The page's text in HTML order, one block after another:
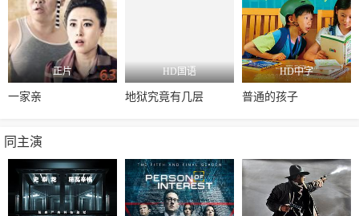
正片
一家亲
HD国语
地狱究竟有几层
HD中字
普通的孩子
同主演